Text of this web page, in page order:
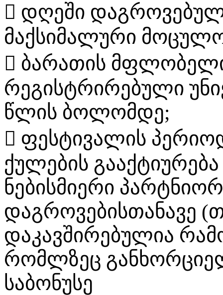
 დღეში
მაქსიმალური
 ბარათის
რეგისტრირებული
წლის ბოლომდე;
 ფესტივალის
ქულების
ნებისმიერი
დაგროვებისთანავე
დაკავშირებულია
რომლზეც
საბონუსე